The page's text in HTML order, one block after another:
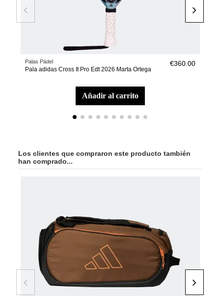
Palas Pádel
Pala adidas Cross It Pro Edt 2026 Marta Ortega
€360.00
añadir al carrito
Los clientes que compraron este producto también
han comprado...